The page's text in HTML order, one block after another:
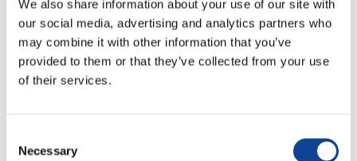
We also share information about your use of our site with
our social media, advertising and analytics partners who
may combine it with other information that you’ve
provided to them or that they’ve collected from your use
of their services.
Selection
Necessary